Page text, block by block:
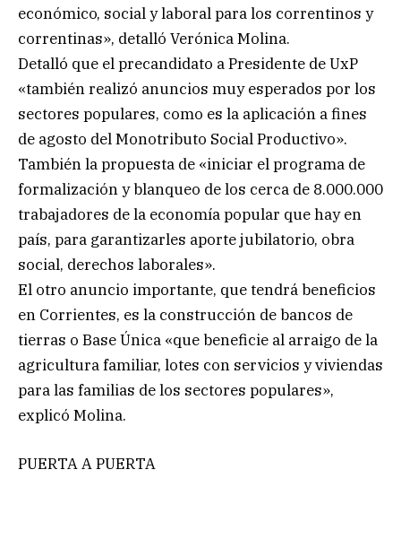
económico, social y laboral para los correntinos y
correntinas», detalló Verónica Molina.
Detalló que el precandidato a Presidente de UxP
«también realizó anuncios muy esperados por los
sectores populares, como es la aplicación a fines
de agosto del Monotributo Social Productivo».
También la propuesta de «iniciar el programa de
formalización y blanqueo de los cerca de 8.000.000
trabajadores de la economía popular que hay en
país, para garantizarles aporte jubilatorio, obra
social, derechos laborales».
El otro anuncio importante, que tendrá beneficios
en Corrientes, es la construcción de bancos de
tierras o Base Única «que beneficie al arraigo de la
agricultura familiar, lotes con servicios y viviendas
para las familias de los sectores populares»,
explicó Molina.
PUERTA A PUERTA